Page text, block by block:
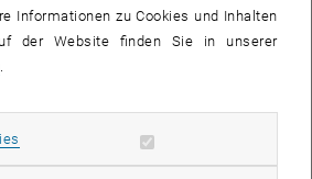
mit Dekan Prof. Dr. Wolfgang
16:00-bis
17:00
Online, via Zoom
Informationen zu Cookies und Inhalten
der Website finden Sie in unserer
Erforderliche Cookies zulassen